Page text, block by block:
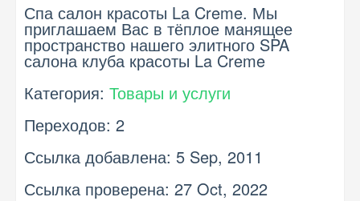
Спа салон красоты La Creme. Мы
приглашаем Вас в тёплое манящее
пространство нашего элитного SPA
салона клуба красоты La Creme
Категория: Товары и услуги
Переходов: 2
Ссылка добавлена: 5 Sep, 2011
Ссылка проверена: 27 Oct, 2022